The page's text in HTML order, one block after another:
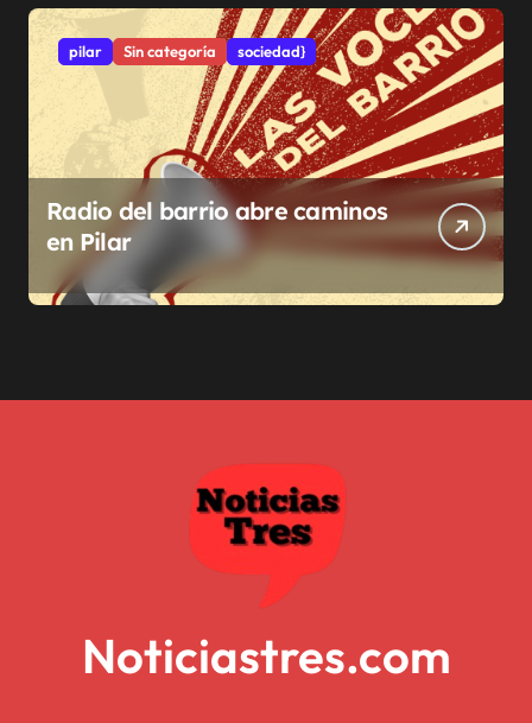
pilar Sin categoría sociedad}
Radio del barrio abre caminos
en Pilar
Noticiastres.com